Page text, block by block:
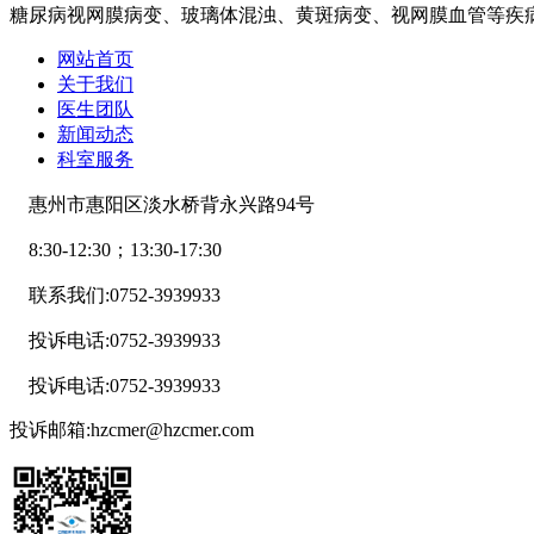
糖尿病视网膜病变、玻璃体混浊、黄斑病变、视网膜血管等疾
网站首页
关于我们
医生团队
新闻动态
科室服务
惠州市惠阳区淡水桥背永兴路94号
8:30-12:30；13:30-17:30
联系我们:0752-3939933
投诉电话:0752-3939933
投诉电话:0752-3939933
投诉邮箱:hzcmer@hzcmer.com